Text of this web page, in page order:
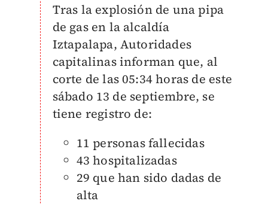
Tras la explosión de una pipa
de gas en la alcaldía
Iztapalapa, Autoridades
capitalinas informan que, al
corte de las 05:34 horas de este
sábado 13 de septiembre, se
tiene registro de:
11 personas fallecidas
43 hospitalizadas
29 que han sido dadas de
alta